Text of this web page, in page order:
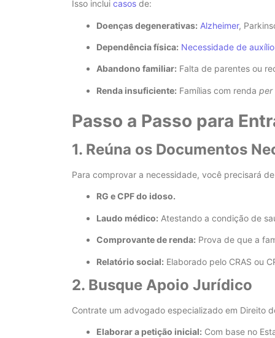
Isso inclui casos de:
Doenças degenerativas: Alzheimer,
Dependência física: Necessidade de
Abandono familiar: Falta de parentes ou
Renda insuficiente: Famílias com renda per
Passo a Passo para
1. Reúna os Documentos
Para comprovar a necessidade, você precisará
RG e CPF do idoso.
Laudo médico: Atestando a condição de
Comprovante de renda: Prova de que a
Relatório social: Elaborado pelo CRAS ou
2. Busque Apoio Jurídico
Contrate um advogado especializado em Direito
Elaborar a petição inicial: Com base no